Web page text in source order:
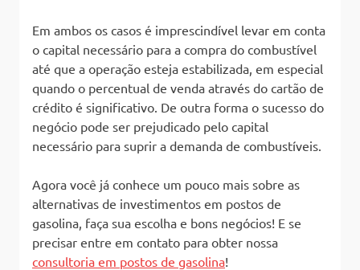
Em ambos os casos é imprescindível levar em conta
o capital necessário para a compra do combustível
até que a operação esteja estabilizada, em especial
quando o percentual de venda através do cartão de
crédito é significativo. De outra forma o sucesso do
negócio pode ser prejudicado pelo capital
necessário para suprir a demanda de combustíveis.
Agora você já conhece um pouco mais sobre as
alternativas de investimentos em postos de
gasolina, faça sua escolha e bons negócios! E se
precisar entre em contato para obter nossa
consultoria em postos de gasolina!